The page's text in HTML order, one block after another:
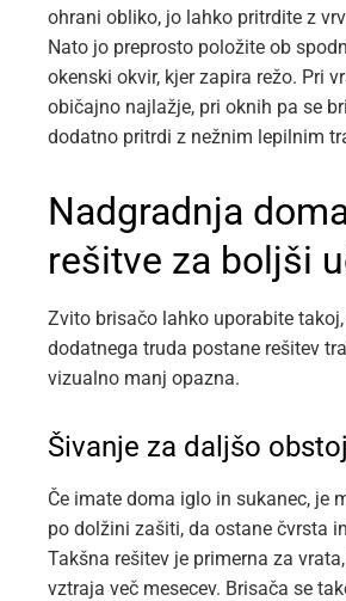
ohrani obliko, jo lahko pritrdite z
Nato jo preprosto položite ob
okenski okvir, kjer zapira režo. Pri
običajno najlažje, pri oknih pa se
dodatno pritrdi z nežnim lepilnim
Nadgradnja
rešitve za boljši
Zvito brisačo lahko uporabite
dodatnega truda postane rešitev
vizualno manj opazna.
Šivanje za daljšo
Če imate doma iglo in sukanec, je
po dolžini zašiti, da ostane čvrsta
Takšna rešitev je primerna za
vztraja več mesecev. Brisača se